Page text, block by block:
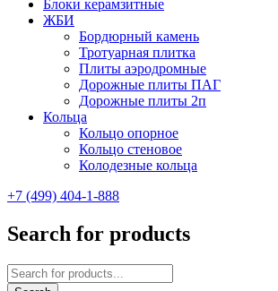
Блоки керамзитные
ЖБИ
Бордюрный камень
Тротуарная плитка
Плиты аэродромные
Дорожные плиты ПАГ
Дорожные плиты 2п
Кольца
Кольцо опорное
Кольцо стеновое
Колодезные кольца
+7 (499) 404-1-888
Search for products